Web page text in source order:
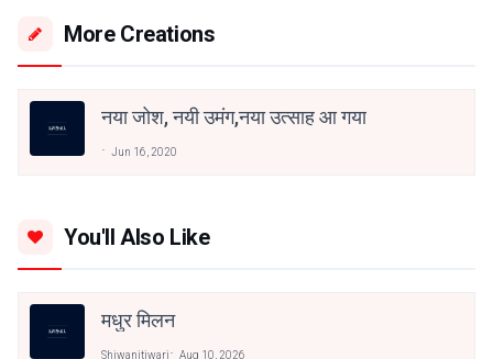
More Creations
नया जोश, नयी उमंग,नया उत्साह आ गया
Jun 16, 2020
You'll Also Like
मधुर मिलन
Shiwanitiwari Aug 10, 2026